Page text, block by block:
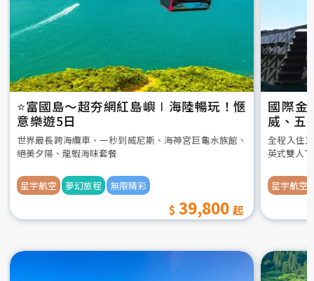
⭐️富國島～超夯網紅島嶼∣海陸暢玩！愜
意樂遊5日
世界最長跨海纜車、一秒到威尼斯、海神宮巨龜水族館、
絕美夕陽、龍蝦海味套餐
星宇航空 夢幻旅程 無限精彩
39,800
國際金
威、五
全程入住
英式雙人
星宇航空